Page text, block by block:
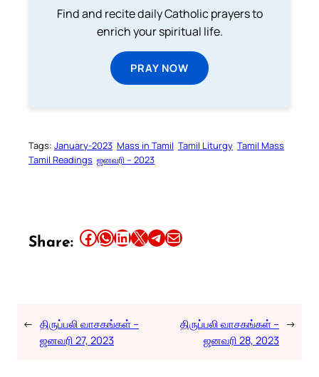
Find and recite daily Catholic prayers to
enrich your spiritual life.
PRAY NOW
Tags: January-2023 Mass in Tamil Tamil Liturgy Tamil Mass
Tamil Readings ஜனவரி – 2023
Share: Share this article on Facebook Share this article on WhatsApp Share this article on LinkedIn Share this article on X Share this article on TelegramEmail this Article
← திருப்பலி வாசகங்கள் –
ஜனவரி 27, 2023
திருப்பலி வாசகங்கள் –
ஜனவரி 28, 2023
→